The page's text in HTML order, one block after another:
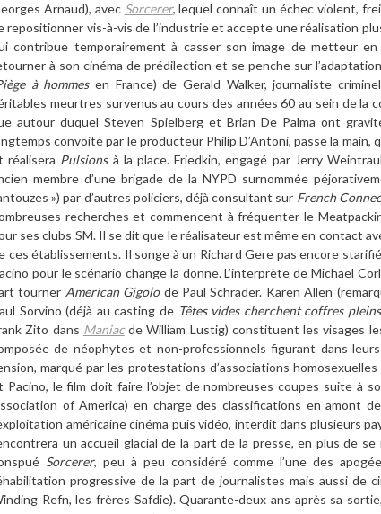
Arnaud), avec Sorcerer, lequel connaît un échec violent,
repositionner vis-à-vis de l’industrie et accepte une réalisation
contribue temporairementà casser son image de metteur en
à son cinéma de prédilection et se penche sur l’
ège à hommesen France) de Gerald Walker, journaliste
meurtres survenus au cours des années 60 au sein de la
e autour duquel Steven Spielberg et Brian De Palma ont
convoité par le producteur Philip D’Antoni, passe la main,
réalisera Pulsionsà la place. Friedkin, engagé par Jerry
membre d’une brigade de la NYPD surnommée p
») par d’autres policiers, déjàconsultant sur French
recherches et commencent à fréquenter le
ses clubs SM. Il se dit que leréalisateurest même en contact
ces établissements. Il songe àun Richard Gere pas encore
pour le scénario change la donne.L’interprète de Michael
tourner American Gigolode Paul Schrader. Karen Allen
Sorvino (déjà au casting de Têtes vides cherchentcoffres pleins
Zito dans Maniacde William Lustig) constituent les visages
de néophytes et non-professionnels figurant dans
marqué par les protestations d’associations homosexuelles
Pacino, le film doit faire l’objet de nombreuses coupes suite à
of America) en charge des classifications en amont
américaine cinéma puis vidéo, interdit dans plusieurs
un accueil glacial de la part de la presse, en plus de se
Sorcerer, peu à peu considéré comme l’une des
progressive de la part de journalistes mais aussi de
Refn, les frères Safdie). Quarante-deux ans après sa sortie,